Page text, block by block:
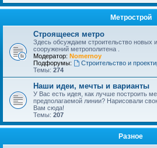
Метрострой
Строящееся метро
Здесь обсуждаем строительство новых
сооружений метрополитена .
Модератор: Nomernoy
Подфорумы:
Строительство и
Темы: 274
Наши идеи, мечты и варианты
У Вас есть идея, как лучше построить
предполагаемой линии? Нарисовали
Вам сюда!
Темы: 207
Разное